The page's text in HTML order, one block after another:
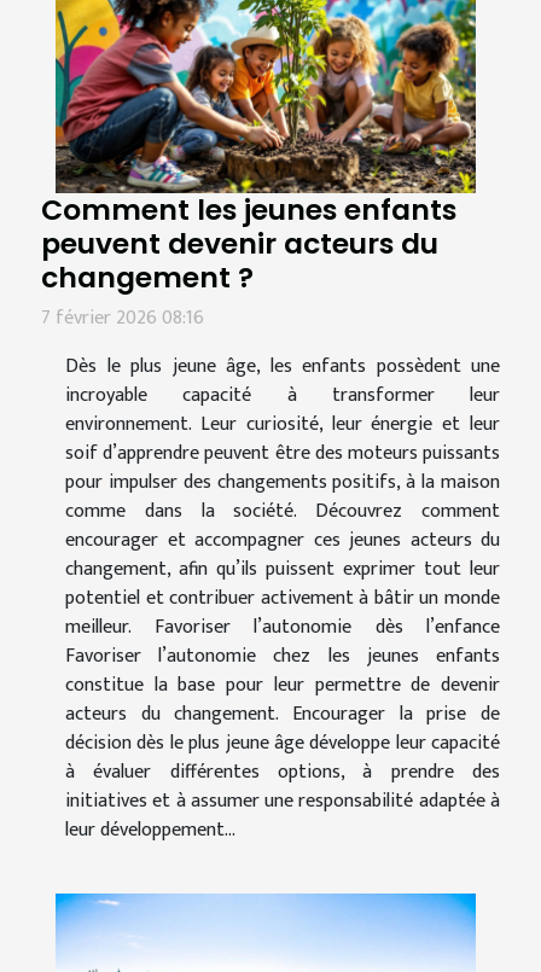
Comment les jeunes enfants
peuvent devenir acteurs du
changement ?
7 février 2026 08:16
Dès le plus jeune âge, les enfants possèdent une
incroyable capacité à transformer leur
environnement. Leur curiosité, leur énergie et leur
soif d’apprendre peuvent être des moteurs puissants
pour impulser des changements positifs, à la maison
comme dans la société. Découvrez comment
encourager et accompagner ces jeunes acteurs du
changement, afin qu’ils puissent exprimer tout leur
potentiel et contribuer activement à bâtir un monde
meilleur. Favoriser l’autonomie dès l’enfance
Favoriser l’autonomie chez les jeunes enfants
constitue la base pour leur permettre de devenir
acteurs du changement. Encourager la prise de
décision dès le plus jeune âge développe leur capacité
à évaluer différentes options, à prendre des
initiatives et à assumer une responsabilité adaptée à
leur développement...